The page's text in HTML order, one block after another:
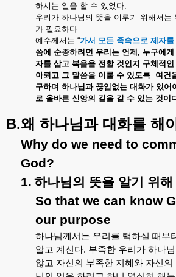
하시는 일을 할 수 있었다.
우리가 하나님의 뜻을 이루기 위해서는
가 필요하다
예수께서는 “가서 모든 족속으로 제자를
씀에 순종하려면 우리는 언제 , 누구에게
자를 삼고 복음을 전할 것인지 구체적인
아뢰고 그 말씀을 이룰 수 있도록 여건
구하며 하나님과 끊임없는 대화가 있어
로 올바른 신앙의 길을 갈 수 있는 것이
B.왜 하나님과 대화를 해
Why do we need to
God?
1. 하나님의 뜻을 알기
위해
So that we can know
our purpose
하나님께서는 우리를 택하실 때부
알고 계신다. 부족한 우리가 하나님
않고 자신의 부족한 지혜와 자신의